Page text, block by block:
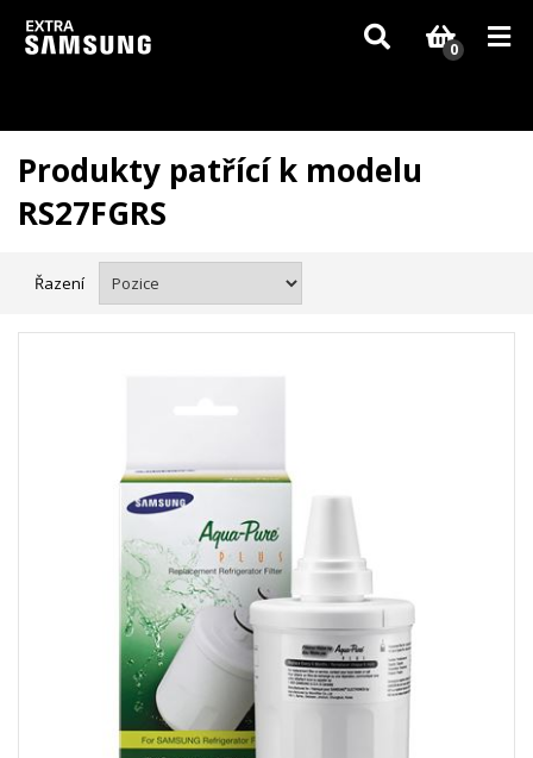
Vzhledem k aktuální situaci se může dodání dílů, které nejsou skladem,
zpozdit. Děkujeme za pochopení.
0
Produkty patřící k modelu
RS27FGRS
Řazení